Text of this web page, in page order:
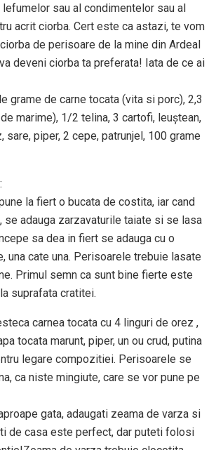
sau al condimentelor sau al
acrit ciorba. Cert este ca astazi, te vom
de perisoare de la mine din Ardeal
deveni ciorba ta preferata! Iata de ce ai
grame de carne tocata (vita si porc), 2,3
marime), 1/2 telina, 3 cartofi, leuștean,
sare, piper, 2 cepe, patrunjel, 100 grame
la fiert o bucata de costita, iar cand
se adauga zarzavaturile taiate si se lasa
sa dea in fiert se adauga cu o
una cate una. Perisoarele trebuie lasate
Primul semn ca sunt bine fierte este
suprafata cratitei.
carnea tocata cu 4 linguri de orez ,
tocata marunt, piper, un ou crud, putina
legare compozitiei. Perisoarele se
ca niste mingiute, care se vor pune pe
gata, adaugati zeama de varza si
de casa este perfect, dar puteti folosi